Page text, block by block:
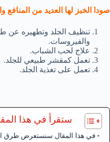
صودا الخبز لها العديد من المنافع
تنظيف الجلد وتطهيره عن
والفيروسات.
علاج لحب الشباب.
تعمل كمقشر طبيعي للجلد.
تعمل على تغذية الجلد.
ستقرأ في هذا
في هذا المقال سنستعرض طرق